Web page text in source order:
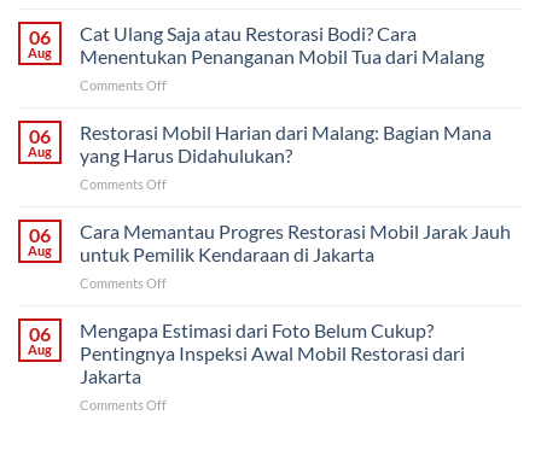
Bertahap
atau
Sekaligus?
Strategi
Mobil
Klasik
Solo
06
Aug
Cat Ulang Saja atau Restorasi Bodi? Cara
Menentukan Penanganan Mobil Tua dari Malang
Comments Offon
Ulang
Saja
atau
Restorasi
Cara
Menentukan
dari
Malang
06
Aug
Restorasi Mobil Harian dari Malang: Bagian Mana
yang Harus Didahulukan?
Comments Offon
Mobil
Harian
dari
Malang:
Mana
yang
06
Aug
Cara Memantau Progres Restorasi Mobil Jarak Jauh
untuk Pemilik Kendaraan di Jakarta
Comments Offon
Memantau
Progres
Restorasi
Jarak
06
Aug
Mengapa Estimasi dari Foto Belum Cukup?
Pentingnya Inspeksi Awal Mobil Restorasi dari
Jakarta
Comments Offon